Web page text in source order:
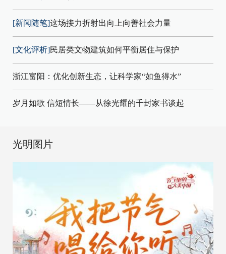
[新闻随笔]这场接力折射出向上向善社会力量
[文化评析]民居类文物建筑如何平衡居住与保护
浙江富阳：优化创新生态，让科学家“如鱼得水”
岁月如歌 信短情长——从徐光耀的千封家书谈起
光明图片